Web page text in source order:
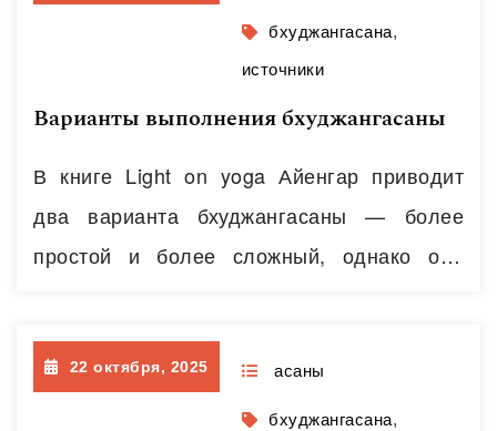
Читать далее
бхуджангасана,
источники
Варианты выполнения бхуджангасаны
В книге Light on yoga Айенгар приводит
два варианта бхуджангасаны — более
простой и более сложный, однако оба
гибкости.
22 октября, 2025 асаны
бхуджангасана,